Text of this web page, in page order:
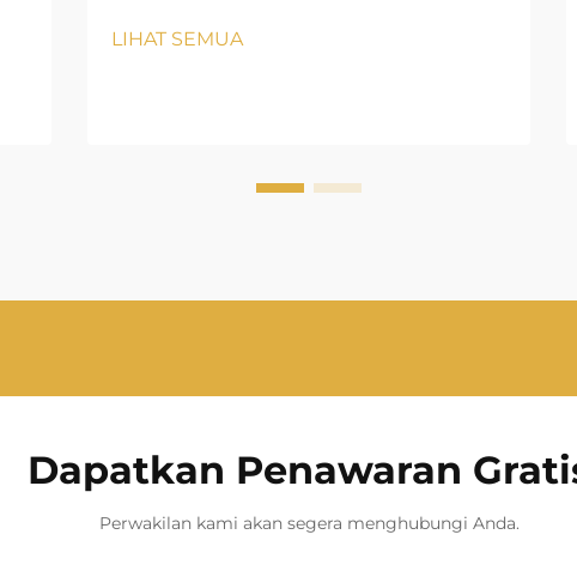
LIHAT SEMUA
Dapatkan Penawaran
Perwakilan kami akan segera menghubungi Anda.